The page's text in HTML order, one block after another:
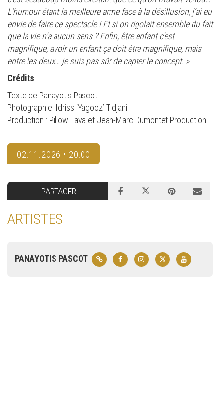
L’humour étant la meilleure arme face à la désillusion, j’ai eu
envie de faire ce spectacle ! Et si on rigolait ensemble du fait
que la vie n’a aucun sens ? Enfin, être enfant c’est
magnifique, avoir un enfant ça doit être magnifique, mais
entre les deux… je suis pas sûr de capter le concept. »
Crédits
Texte de Panayotis Pascot
Photographie: Idriss ‘Yagooz’ Tidjani
Production : Pillow Lava et Jean-Marc Dumontet Production
02.11.2026 • 20:00
PARTAGER
ARTISTES
PANAYOTIS PASCOT